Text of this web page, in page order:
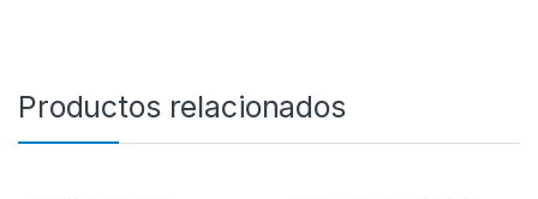
Productos relacionados